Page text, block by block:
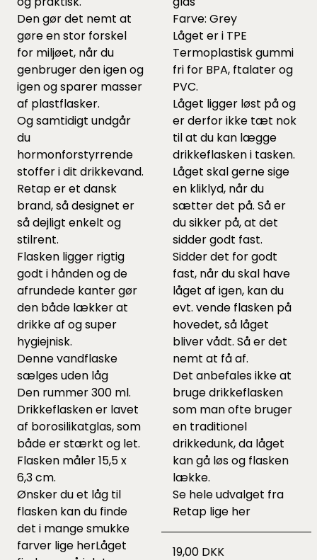
Den gør det nemt at
gøre en stor forskel
for miljøet, når du
genbruger den igen og
igen og sparer masser
af plastflasker.
Og samtidigt undgår
du
hormonforstyrrende
stoffer i dit drikkevand.
Retap er et dansk
brand, så designet er
så dejligt enkelt og
stilrent.
Flasken ligger rigtig
godt i hånden og de
afrundede kanter gør
den både lækker at
drikke af og super
hygiejnisk.
Denne vandflaske
sælges uden låg
Den rummer 300 ml.
Drikkeflasken er lavet
af borosilikatglas, som
både er stærkt og let.
Flasken måler 15,5 x
6,3 cm.
Ønsker du et låg til
flasken kan du finde
det i mange smukke
farver lige herLåget
Farve: Grey
Låget er i TPE
Termoplastisk gummi
fri for BPA, ftalater og
PVC.
Låget ligger løst på og
er derfor ikke tæt nok
til at du kan lægge
drikkeflasken i tasken.
Låget skal gerne sige
en kliklyd, når du
sætter det på. Så er
du sikker på, at det
sidder godt fast.
Sidder det for godt
fast, når du skal have
låget af igen, kan du
evt. vende flasken på
hovedet, så låget
bliver vådt. Så er det
nemt at få af.
Det anbefales ikke at
bruge drikkeflasken
som man ofte bruger
en traditionel
drikkedunk, da låget
kan gå løs og flasken
lække.
Se hele udvalget fra
Retap lige her
19,00 DKK